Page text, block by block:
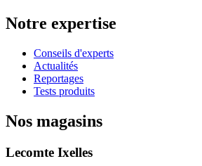
Notre expertise
Conseils d'experts
Actualités
Reportages
Tests produits
Nos magasins
Lecomte Ixelles